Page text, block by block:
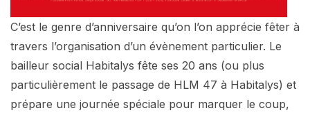
C’est le genre d’anniversaire qu’on l’on apprécie fêter à
travers l’organisation d’un évènement particulier. Le
bailleur social Habitalys fête ses 20 ans (ou plus
particulièrement le passage de HLM 47 à Habitalys) et
prépare une journée spéciale pour marquer le coup,